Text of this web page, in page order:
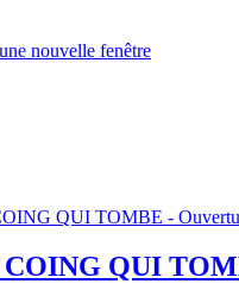
COING QUI